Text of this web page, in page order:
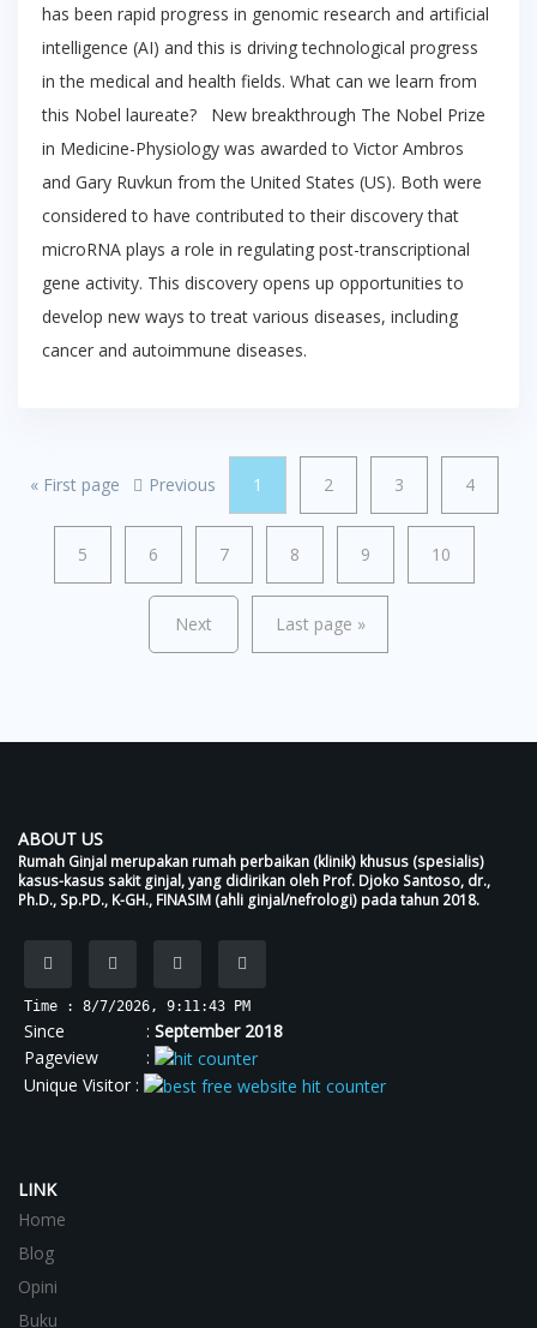
has been rapid progress in genomic research and artificial
intelligence (AI) and this is driving technological progress
in the medical and health fields. What can we learn from
this Nobel laureate? New breakthrough The Nobel Prize
in Medicine-Physiology was awarded to Victor Ambros
and Gary Ruvkun from the United States (US). Both were
considered to have contributed to their discovery that
microRNA plays a role in regulating post-transcriptional
gene activity. This discovery opens up opportunities to
develop new ways to treat various diseases, including
cancer and autoimmune diseases.
« First page Previous 1 2 3 4
5 6 7 8 9 10
Next Last page »
ABOUT US
Rumah Ginjal merupakan rumah perbaikan (klinik) khusus (spesialis)
kasus-kasus sakit ginjal, yang didirikan oleh Prof. Djoko Santoso, dr.,
Ph.D., Sp.PD., K-GH., FINASIM (ahli ginjal/nefrologi) pada tahun 2018.
Time : 8/7/2026, 9:11:44 PM
Since : September 2018
Pageview :
Unique Visitor :
LINK
Home
Blog
Opini
Buku